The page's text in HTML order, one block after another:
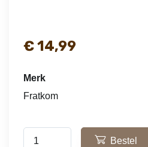
€14,99
Merk
Fratkom
Bestel